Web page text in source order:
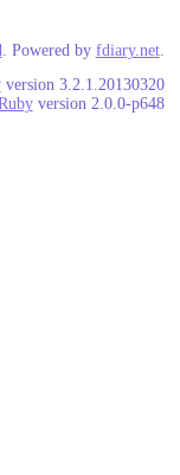
. Powered by fdiary.net.
version 3.2.1.20130320
version 2.0.0-p648